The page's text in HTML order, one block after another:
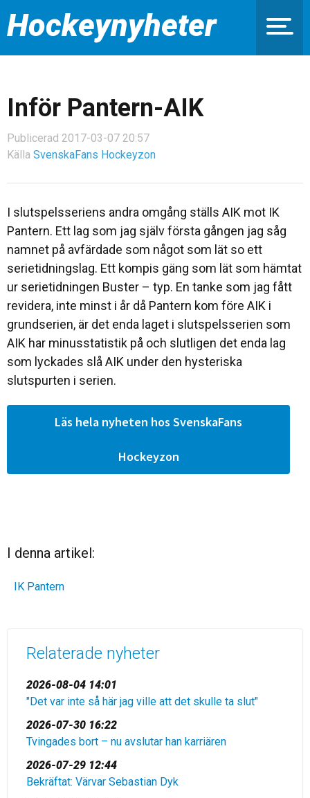
Hockeynyheter
Inför Pantern-AIK
Publicerad 2017-03-07 20:57
Källa SvenskaFans Hockeyzon
I slutspelsseriens andra omgång ställs AIK mot IK
Pantern. Ett lag som jag själv första gången jag såg
namnet på avfärdade som något som lät so ett
serietidningslag. Ett kompis gäng som lät som hämtat
ur serietidningen Buster – typ. En tanke som jag fått
revidera, inte minst i år då Pantern kom före AIK i
grundserien, är det enda laget i slutspelsserien som
AIK har minusstatistik på och slutligen det enda lag
som lyckades slå AIK under den hysteriska
slutspurten i serien.
Läs hela nyheten hos SvenskaFans
Hockeyzon
I denna artikel:
IK Pantern
Relaterade nyheter
2026-08-04 14:01
"Det var inte så här jag ville att det skulle ta slut"
2026-07-30 16:22
Tvingades bort – nu avslutar han karriären
2026-07-29 12:44
Bekräftat: Värvar Sebastian Dyk